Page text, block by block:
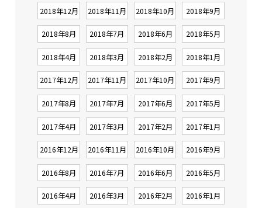
2018年12月 2018年11月 2018年10月 2018年9月
2018年8月 2018年7月 2018年6月 2018年5月
2018年4月 2018年3月 2018年2月 2018年1月
2017年12月 2017年11月 2017年10月 2017年9月
2017年8月 2017年7月 2017年6月 2017年5月
2017年4月 2017年3月 2017年2月 2017年1月
2016年12月 2016年11月 2016年10月 2016年9月
2016年8月 2016年7月 2016年6月 2016年5月
2016年4月 2016年3月 2016年2月 2016年1月